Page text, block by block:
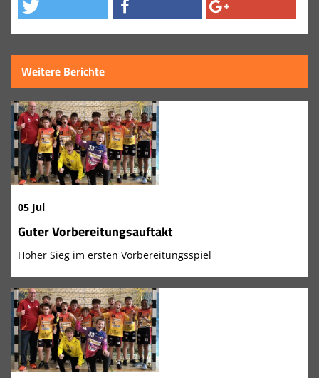
Weitere Berichte
05 Jul
Guter Vorbereitungsauftakt
Hoher Sieg im ersten Vorbereitungsspiel